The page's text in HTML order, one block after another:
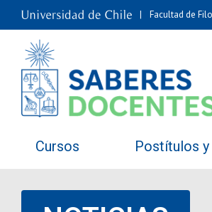
Facultad de
Cursos Postítulos